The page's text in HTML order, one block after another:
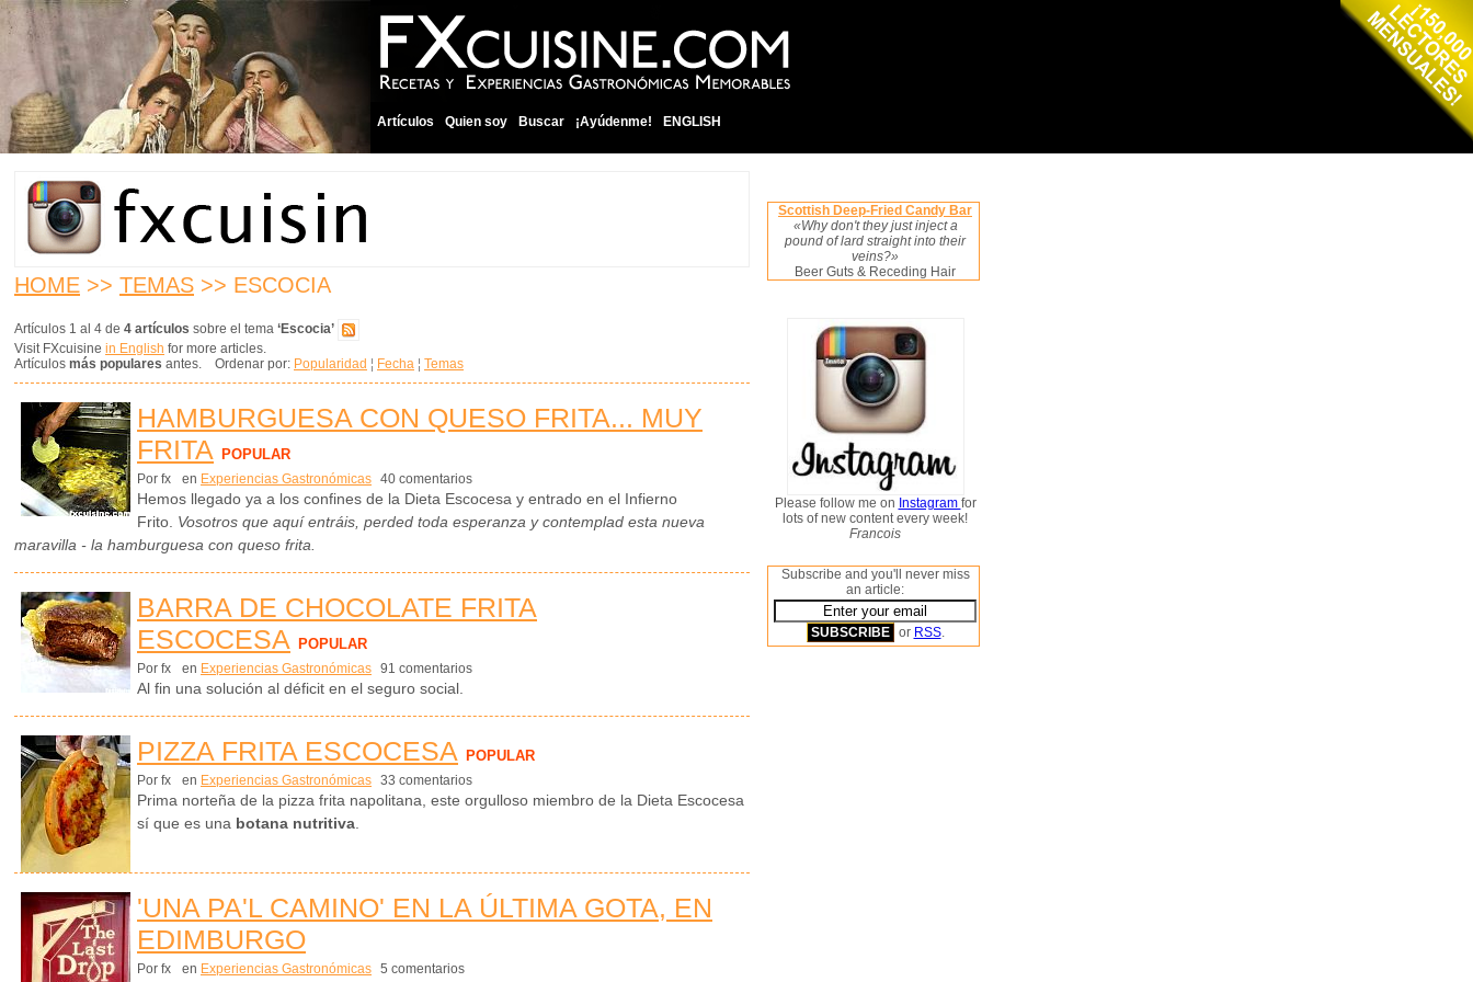
Artículos Quien soy Buscar ¡Ayúdenme! ENGLISH
HOME >> TEMAS >> ESCOCIA
Artículos 1 al 4 de 4 artículos sobre el tema ‘Escocia’
Visit FXcuisine in English for more articles.
Artículos más populares antes. Ordenar por: Popularidad ¦ Fecha ¦ Temas
HAMBURGUESA CON QUESO FRITA... MUY
FRITA
POPULAR
Por fx en Experiencias Gastronómicas 40 comentarios
Hemos llegado ya a los confines de la Dieta Escocesa y entrado en el Infierno
Frito. Vosotros que aquí entráis, perded toda esperanza y contemplad esta nueva
maravilla - la hamburguesa con queso frita.
BARRA DE CHOCOLATE FRITA
ESCOCESA
POPULAR
Por fx en Experiencias Gastronómicas 91 comentarios
Al fin una solución al déficit en el seguro social.
PIZZA FRITA ESCOCESA POPULAR
Por fx en Experiencias Gastronómicas 33 comentarios
Prima norteña de la pizza frita napolitana, este orgulloso miembro de la Dieta Escocesa
sí que es una botana nutritiva.
'UNA PA'L CAMINO' EN LA ÚLTIMA GOTA, EN
EDIMBURGO
Por fx en Experiencias Gastronómicas 5 comentarios
Scottish Deep-Fried Candy Bar
«Why don't they just inject a
pound of lard straight into their
veins?»
Beer Guts & Receding Hair
Please follow me on Instagram for
lots of new content every week!
Francois
Subscribe and you'll never miss
an article:
or RSS.